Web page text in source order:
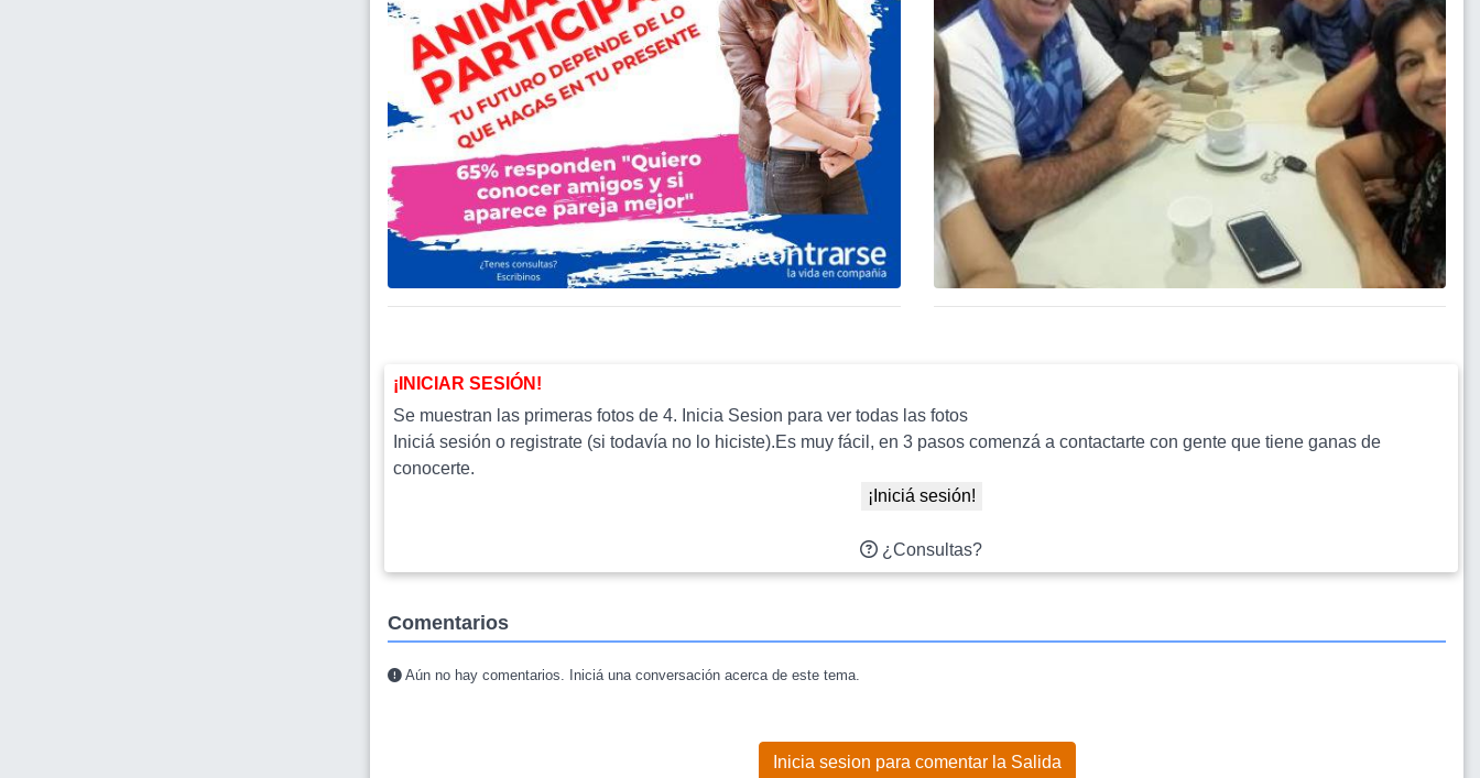
¡INICIAR SESIÓN!
Se muestran las primeras fotos de 4. Inicia Sesion para ver todas las fotos
Iniciá sesión o registrate (si todavía no lo hiciste).Es muy fácil, en 3 pasos comenzá a contactarte con gente que tiene ganas de
conocerte.
¡Iniciá sesión!
¿Consultas?
Comentarios
Aún no hay comentarios. Iniciá una conversación acerca de este tema.
Inicia sesion para comentar la Salida